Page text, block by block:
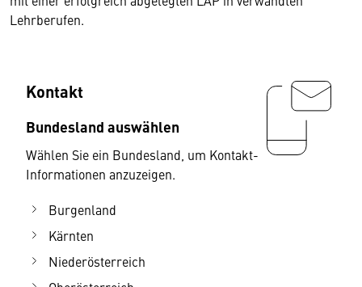
Lehrberufen.
Kontakt
Bundesland auswählen
Wählen Sie ein Bundesland, um Kontakt-
Informationen anzuzeigen.
Burgenland
Kärnten
Niederösterreich